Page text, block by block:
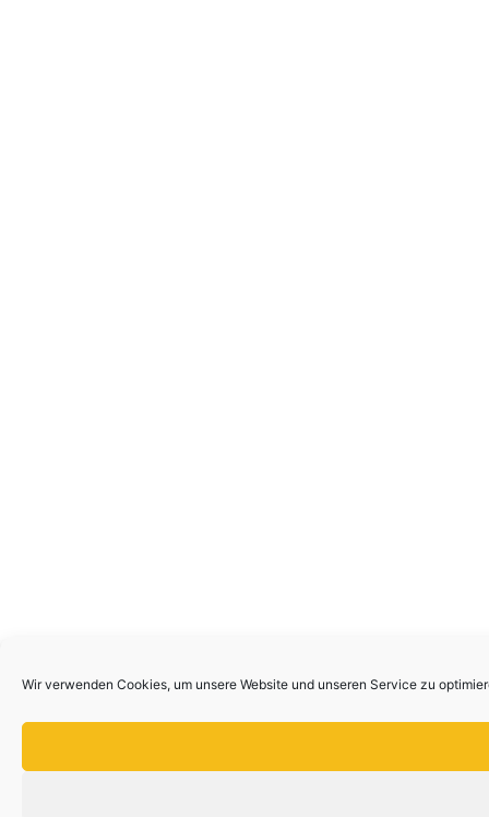
Wir verwenden Cookies, um unsere Website und unseren Service zu